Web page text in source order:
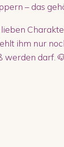
– das
ihm nur
werden darf.